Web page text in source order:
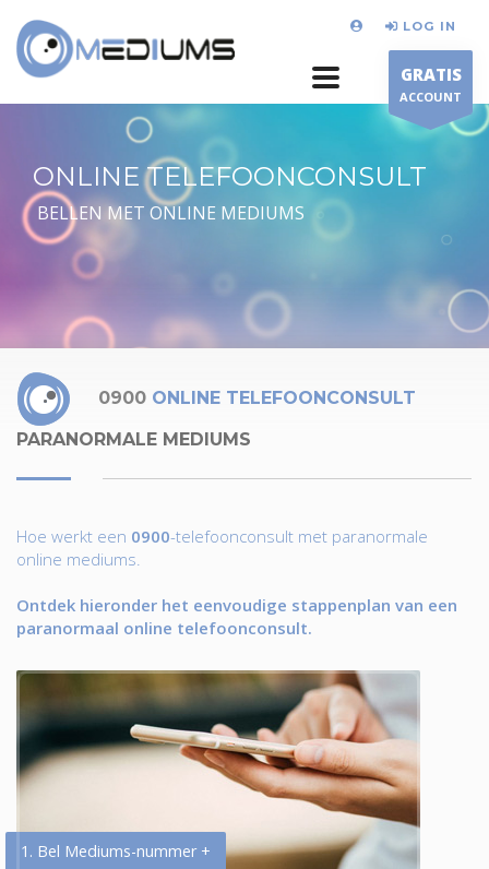
LOG IN
GRATIS
ACCOUNT
ONLINE TELEFOONCONSULT
BELLEN MET ONLINE MEDIUMS
0900 ONLINE TELEFOONCONSULT
PARANORMALE MEDIUMS
Hoe werkt een 0900-telefoonconsult met paranormale
online mediums.
Ontdek hieronder het eenvoudige stappenplan van een
paranormaal online telefoonconsult.
1. Bel Mediums-nummer +